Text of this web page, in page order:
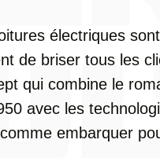
électriques
de briser tous les
qui combine le
avec les
embarquer